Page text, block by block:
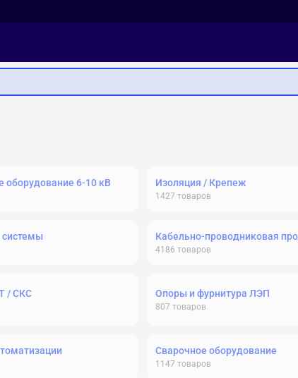
оборудование 6-10 кВ Изоляция / Крепеж
1427 товаров
Кабельно-проводниковая
4186 товаров
/ СКС Опоры и фурнитура ЛЭП
807 товаров
Сварочное оборудование
1147 товаров